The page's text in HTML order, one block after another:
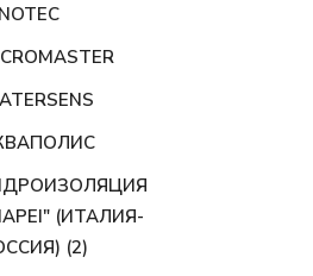
(ИТАЛИЯ-
(2)